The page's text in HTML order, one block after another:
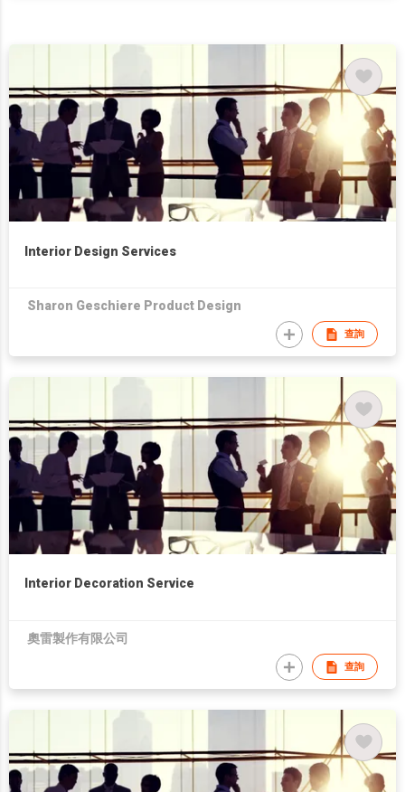
Interior Design Services
Sharon Geschiere Product Design
查詢
Interior Decoration Service
奧雷製作有限公司
查詢